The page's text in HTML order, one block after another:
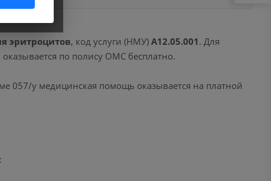
эритроцитов, код услуги (НМУ) A12.05.001 . Для
по полису ОМС бесплатно.
057/у медицинская помощь оказывается на платной